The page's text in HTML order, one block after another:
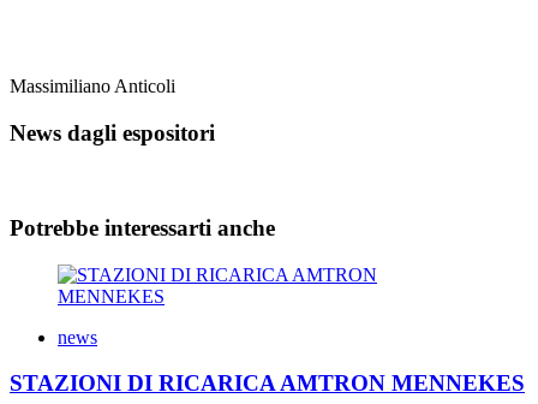
Massimiliano Anticoli
News dagli espositori
Potrebbe interessarti anche
news
STAZIONI DI RICARICA AMTRON MENNEKES